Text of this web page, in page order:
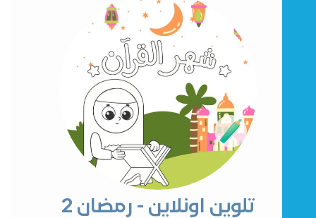
تلوين اونلاين - رمضان 2